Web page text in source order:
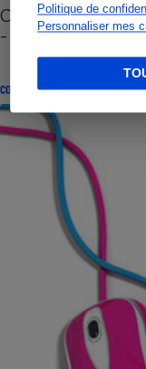
Politique de
Personnaliser mes
Cafetière à
- Premières
CONSEILS